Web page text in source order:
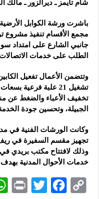
شام تايمز ـ ديرالزور ـ مالك
باشرت ورشة الكوابل
مجمع الأقسام تنفيذ
جانبي الشارع على امتداد
الطلب على خدمات
تخفيف الأعباء والضغط عن
الجبيلة، وتحسين جودة
وكانت الورشات الفنية في
تجهيز مقسم السفيرة في
وذلك لافتتاح مكتب بريدي
خدمات الأحوال المدنية
C
F
T
P